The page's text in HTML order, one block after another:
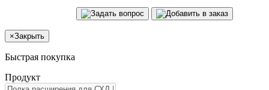
×Закрыть
Быстрая покупка
Продукт